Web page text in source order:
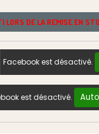
LORS DE LA REMISE EN
Facebook est désactivé.
est désactivé.